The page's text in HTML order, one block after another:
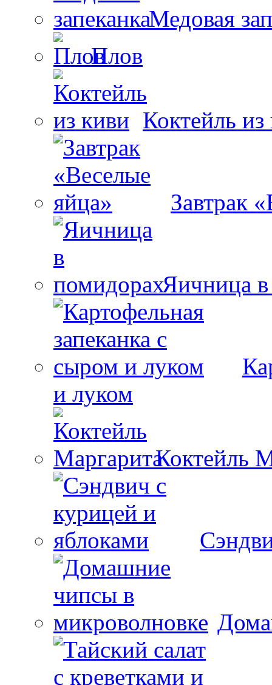
Медовая
Плов
Коктейль из
Завтрак
Яичница
и луком
Коктейль